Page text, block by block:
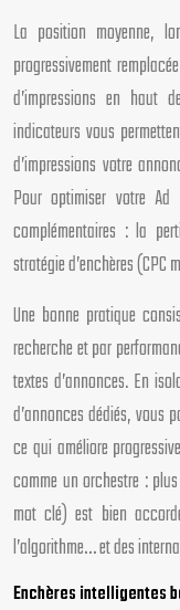
La position moyenne,
progressivement
d’impressions en haut
indicateurs vous
d’impressions votre
Pour optimiser votre
complémentaires : la
stratégie d’enchères
Une bonne pratique
recherche et par
textes d’annonces. En
d’annonces dédiés, vous
ce qui améliore
comme un orchestre :
mot clé) est bien
l’algorithme… et des
Enchères intelligentes